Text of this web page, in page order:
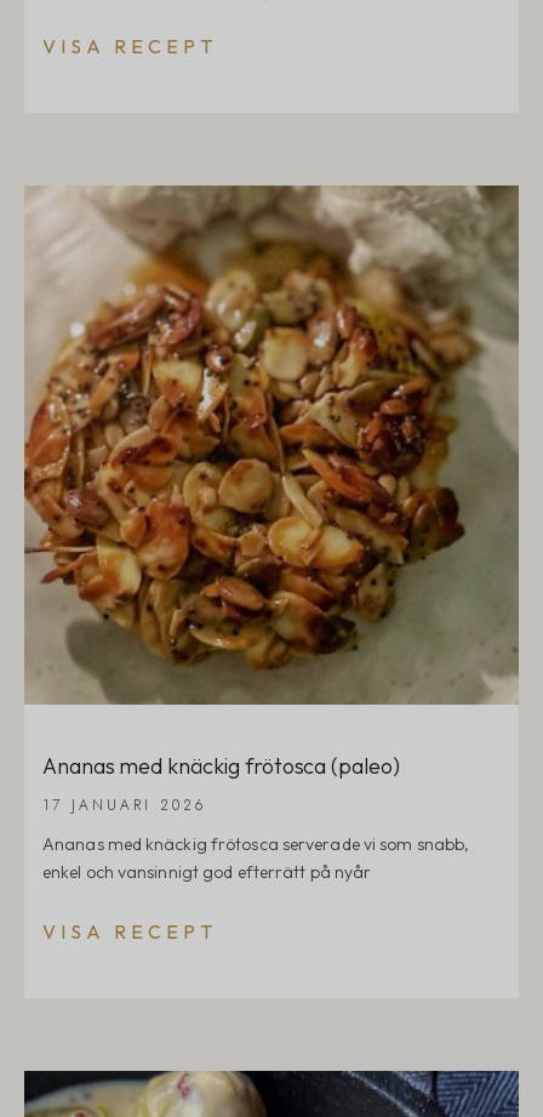
VISA RECEPT
Ananas med knäckig frötosca (paleo)
17 JANUARI 2026
Ananas med knäckig frötosca serverade vi som snabb,
enkel och vansinnigt god efterrätt på nyår
VISA RECEPT